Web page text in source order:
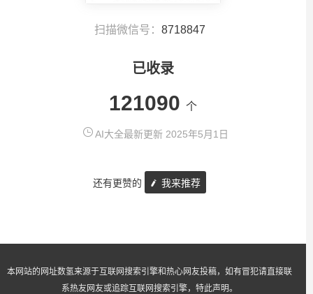
扫描微信号： 8718847
已收录
121090 个
AI大全最新更新 2025年5月1日
还有更赞的 我来推荐
本网站的网址数氢来源于互联网搜索引擎和热心网友投稿，如有冒犯请直接联
系热友网友或追踪互联网搜索引擎，特此声明。